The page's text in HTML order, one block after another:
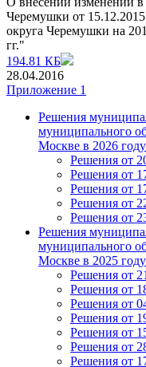
Черемушки от
округа Черемушки на
гг."
194.81 КБ
28.04.2016
Приложение 1
Решения
муниципального
Москве в 2026 году
Решения от
Решения от
Решения от
Решения от
Решения от
Решения
муниципального
Москве в 2025 году
Решения от
Решения от
Решения от
Решения от
Решения от
Решения от
Решения от